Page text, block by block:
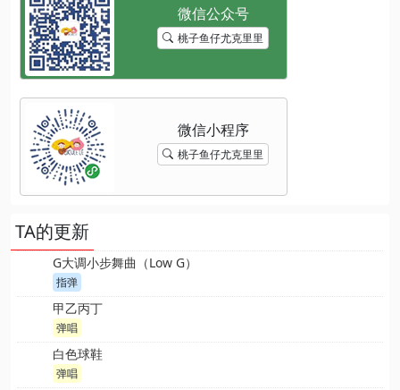
桃子鱼仔尤克里里
桃子鱼仔尤克里里
TA的更新
G大调小步舞曲（Low G）
指弹
甲乙丙丁
弹唱
白色球鞋
弹唱